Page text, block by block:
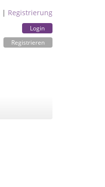
| Registrierung
Login
Registrieren